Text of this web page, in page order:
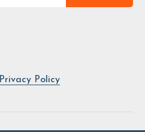
Privacy Policy